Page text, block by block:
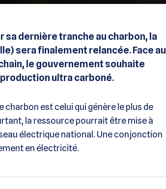
dernière tranche au charbon, la
sera finalement relancée. Face au
le gouvernement souhaite
ultra carboné.
est celui qui génère le plus de
la ressource pourrait être mise à
électrique national. Une conjonction
en électricité.